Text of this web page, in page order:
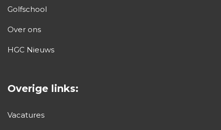
Golfschool
Over ons
HGC Nieuws
Overige links:
Vacatures